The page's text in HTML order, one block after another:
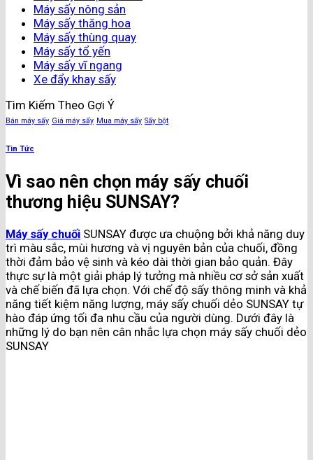
Máy sấy nông sản
Máy sấy thăng hoa
Máy sấy thùng quay
Máy sấy tổ yến
Máy sấy vĩ ngang
Xe đẩy khay sấy
Tìm Kiếm Theo Gợi Ý
Bán máy sấy Giá máy sấy Mua máy sấy Sấy bột
Tin Tức
Vì sao nên chọn máy sấy chuối
thương hiệu SUNSAY?
Máy sấy chuối SUNSAY được ưa chuộng bởi khả năng duy
trì màu sắc, mùi hương và vị nguyên bản của chuối, đồng
thời đảm bảo vệ sinh và kéo dài thời gian bảo quản. Đây
thực sự là một giải pháp lý tưởng mà nhiều cơ sở sản xuất
và chế biến đã lựa chọn. Với chế độ sấy thông minh và khả
năng tiết kiệm năng lượng, máy sấy chuối dẻo SUNSAY tự
hào đáp ứng tối đa nhu cầu của người dùng. Dưới đây là
những lý do bạn nên cân nhắc lựa chọn máy sấy chuối dẻo
SUNSAY